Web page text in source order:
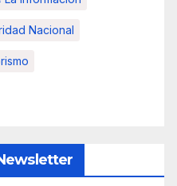
Nacional